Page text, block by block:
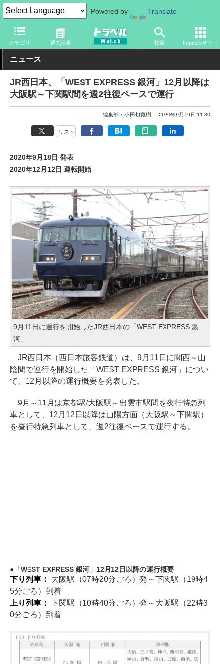
Powered by Translate
カテゴリ 過去記事 検索 Impressサイト
トラベル Watch 旅の方法 鉄旅 鉄道
ニュース
JR西日本、「WEST EXPRESS 銀河」12月以降は
大阪駅～下関駅間を週2往復ペースで運行
編集部：小田切寛樹 2020年9月19日 11:30
リスト
2020年9月18日 発表
2020年12月12日 運転開始
9月11日に運行を開始したJR西日本の「WEST EXPRESS 銀
河」
JR西日本（西日本旅客鉄道）は、9月11日に関西～山
陰間で運行を開始した「WEST EXPRESS 銀河」につい
て、12月以降の運行概要を発表した。
9月～11月は京都駅/大阪駅～出雲市駅間を夜行特急列
車として、12月12日以降は山陽方面（大阪駅～下関駅）
を昼行特急列車として、週2往復ペースで運行する。
「WEST EXPRESS 銀河」12月12日以降の運行概要
下り列車： 大阪駅（07時20分ごろ）発～下関駅（19時4
5分ごろ）到着
上り列車： 下関駅（10時40分ごろ）発～大阪駅（22時3
0分ごろ）到着